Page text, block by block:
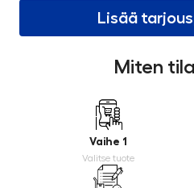
Lisää
Miten
Vaihe 1
Valitse tuote